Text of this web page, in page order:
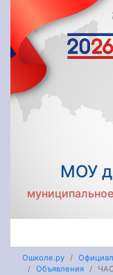
МОУ
Ошколе.ру
Объявления